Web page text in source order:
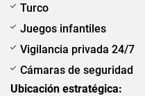
Turco
Juegos infantiles
Vigilancia privada 24/7
Cámaras de seguridad
Ubicación estratégica: